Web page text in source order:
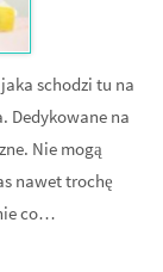
schodzi tu na
Dedykowane na
Nie mogą
nawet trochę
co…